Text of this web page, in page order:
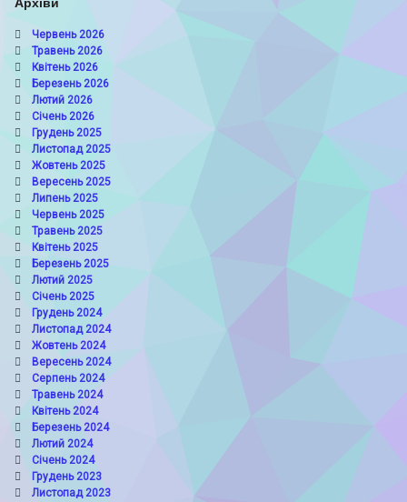
Архіви
Червень 2026
Травень 2026
Квітень 2026
Березень 2026
Лютий 2026
Січень 2026
Грудень 2025
Листопад 2025
Жовтень 2025
Вересень 2025
Липень 2025
Червень 2025
Травень 2025
Квітень 2025
Березень 2025
Лютий 2025
Січень 2025
Грудень 2024
Листопад 2024
Жовтень 2024
Вересень 2024
Серпень 2024
Травень 2024
Квітень 2024
Березень 2024
Лютий 2024
Січень 2024
Грудень 2023
Листопад 2023